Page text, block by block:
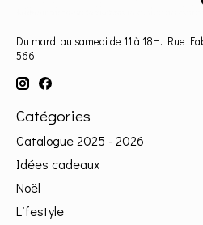
Du mardi au samedi de 11 à 18H. Rue
566
Catégories
Catalogue 2025 - 2026
Idées cadeaux
Noël
Lifestyle